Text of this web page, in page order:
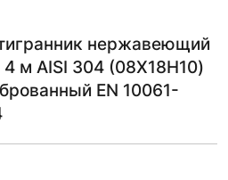
нержавеющий
м AISI 304 (08Х18Н10)
EN 10061-